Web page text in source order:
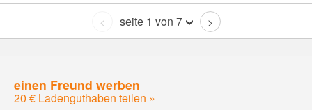
< seite 1 von 7 >
einen Freund werben
20 € Ladenguthaben teilen »